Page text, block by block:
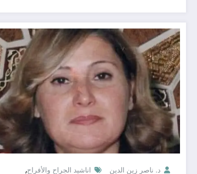
د. ناصر زين الدين اناشيد الجراح والأفراح,